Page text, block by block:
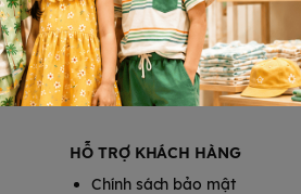
HỖ TRỢ KHÁCH HÀNG
Chính sách bảo mật